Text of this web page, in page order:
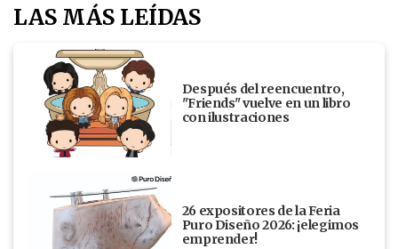
LAS MÁS LEÍDAS
Después del reencuentro,
"Friends" vuelve en un libro
con ilustraciones
26 expositores de la Feria
Puro Diseño 2026: ¡elegimos
emprender!